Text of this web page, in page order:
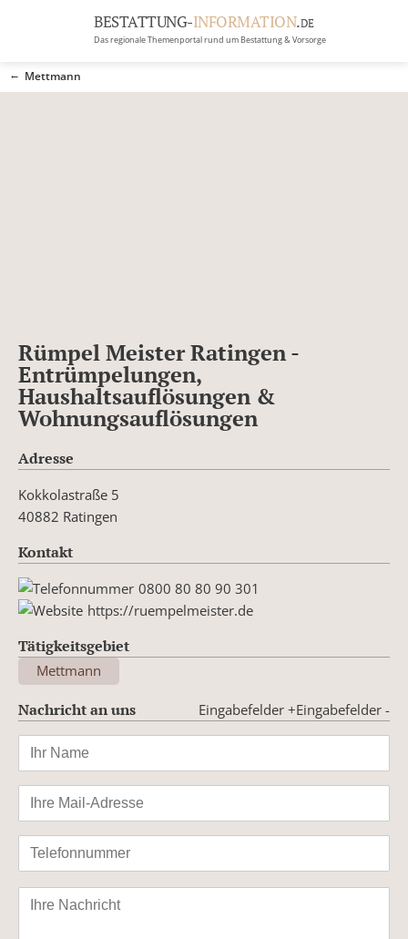
BESTATTUNG-INFORMATION.DE
Das regionale Themenportal rund um Bestattung & Vorsorge
BRANCHEN
Mettmann
Rümpel Meister Ratingen -
Entrümpelungen,
Haushaltsauflösungen &
Wohnungsauflösungen
Adresse
Kokkolastraße 5
40882 Ratingen
Kontakt
0800 80 80 90 301
https://ruempelmeister.de
Tätigkeitsgebiet
Mettmann
Nachricht an uns Eingabefelder -
Eingabefelder +
Bitte
lasse